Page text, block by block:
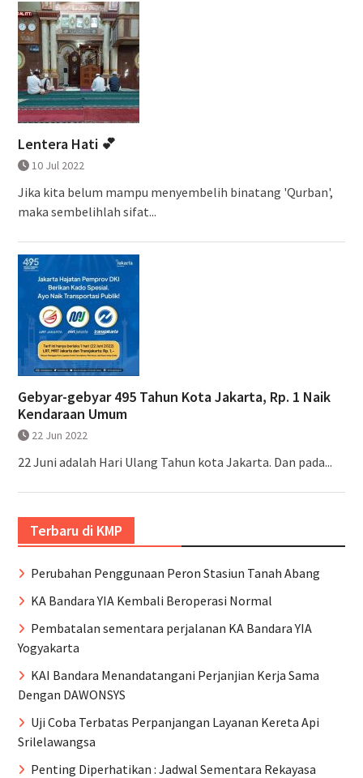
Lentera Hati 💕
10 Jul 2022
Jika kita belum mampu menyembelih binatang 'Qurban',
maka sembelihlah sifat...
Gebyar-gebyar 495 Tahun Kota Jakarta, Rp. 1 Naik
Kendaraan Umum
22 Jun 2022
22 Juni adalah Hari Ulang Tahun kota Jakarta. Dan pada...
Terbaru di KMP
Perubahan Penggunaan Peron Stasiun Tanah Abang
KA Bandara YIA Kembali Beroperasi Normal
Pembatalan sementara perjalanan KA Bandara YIA
Yogyakarta
KAI Bandara Menandatangani Perjanjian Kerja Sama
Dengan DAWONSYS
Uji Coba Terbatas Perpanjangan Layanan Kereta Api
Srilelawangsa
Penting Diperhatikan : Jadwal Sementara Rekayasa